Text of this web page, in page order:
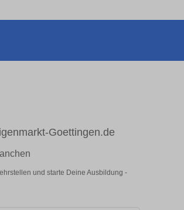
Goettingen.de
und starte Deine Ausbildung -